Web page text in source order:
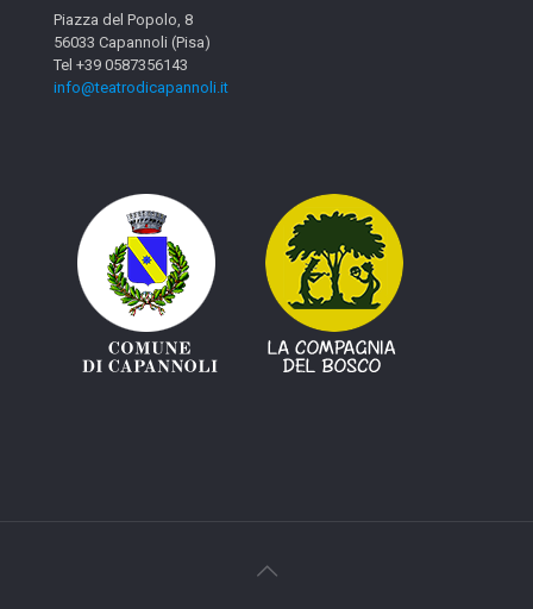
Piazza del Popolo, 8
56033 Capannoli (Pisa)
Tel +39 0587356143
info@teatrodicapannoli.it